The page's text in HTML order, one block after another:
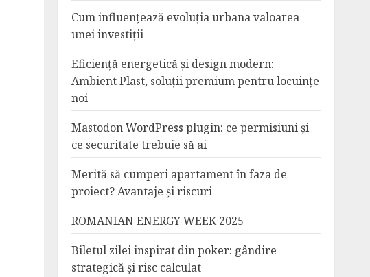
Cum influențează evoluția urbana valoarea
unei investiții
Eficiență energetică și design modern:
Ambient Plast, soluții premium pentru locuințe
noi
Mastodon WordPress plugin: ce permisiuni și
ce securitate trebuie să ai
Merită să cumperi apartament în faza de
proiect? Avantaje și riscuri
ROMANIAN ENERGY WEEK 2025
Biletul zilei inspirat din poker: gândire
strategică și risc calculat